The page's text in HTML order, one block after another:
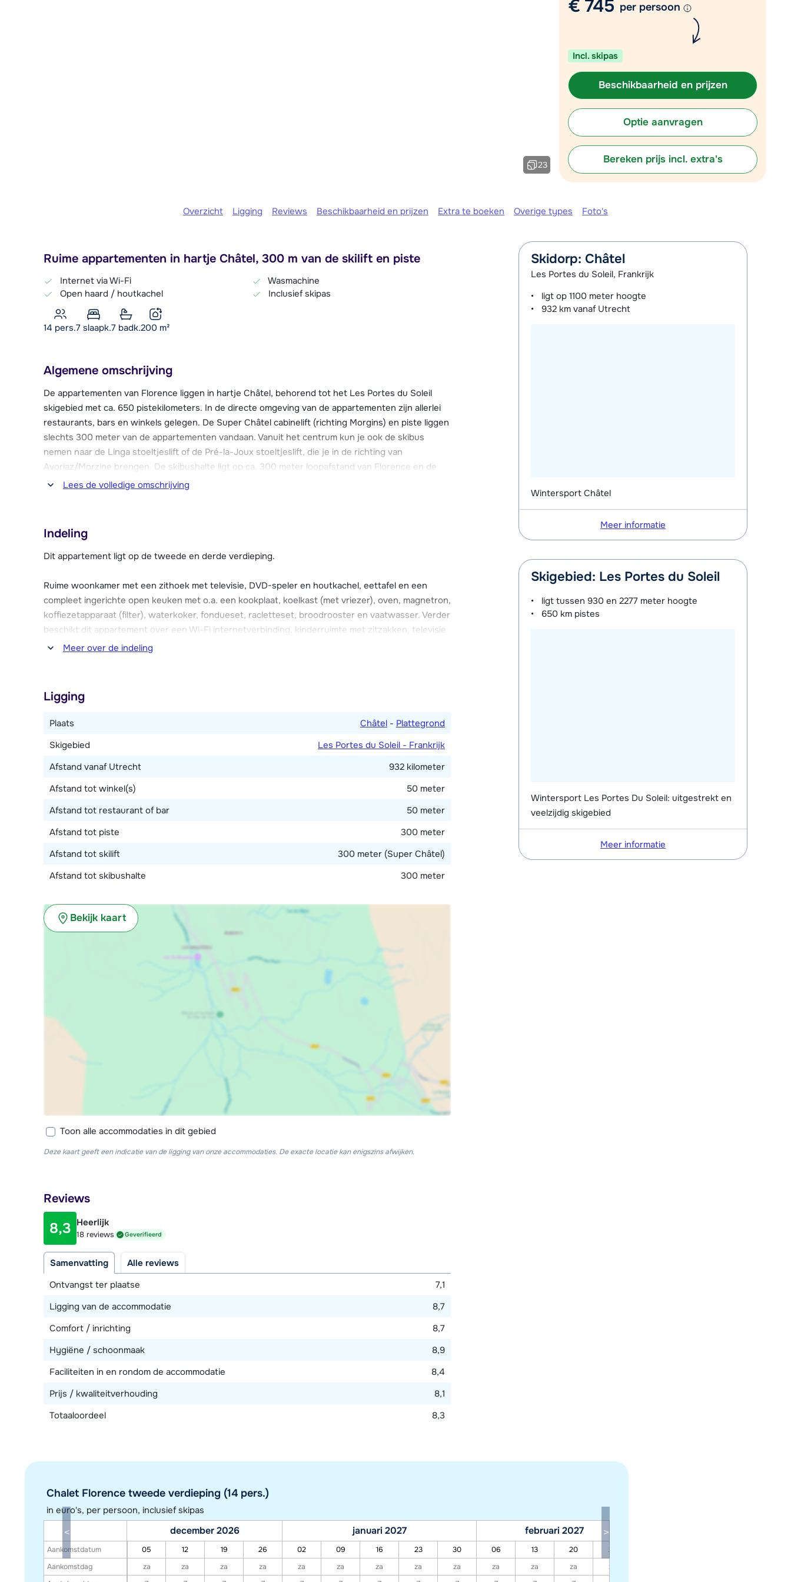
Plan een terugbelverzoek
Chat met wintersportspecialist
Bel ons via 0348 - 43 46 49
23
€ 745 per persoon
Incl. skipas
Beschikbaarheid en prijzen
Optie aanvragen
Bereken prijs incl. extra's
Overzicht Ligging Reviews Beschikbaarheid en prijzen Extra te boeken Overige types Foto's
Ruime appartementen in hartje Châtel, 300 m van de skilift en piste
Internet via Wi-Fi
Open haard / houtkachel
Wasmachine
Inclusief skipas
14 pers.7 slaapk.7 badk.200 m²
Algemene omschrijving
De appartementen van Florence liggen in hartje Châtel, behorend tot het Les Portes du Soleil
skigebied met ca. 650 pistekilometers. In de directe omgeving van de appartementen zijn allerlei
restaurants, bars en winkels gelegen. De Super Châtel cabinelift (richting Morgins) en piste liggen
slechts 300 meter van de appartementen vandaan. Vanuit het centrum kun je ook de skibus
nemen naar de Linga stoeltjeslift of de Pré-la-Joux stoeltjeslift, die je in de richting van
Avoriaz/Morzine brengen. De skibushalte ligt op ca. 300 meter loopafstand van Florence en de
skibus rijdt ca. elke 15 minuten.
binnenzwembad, sauna's, stoombaden en massagemogelijkheden.
aparte kinderruimte met televisie en DVD-speler, een Wi-Fi internetverbinding en een balkon.
Daarnaast beschikken alle slaapkamers in het appartement over een eigen badkamer! Er is
overdekte parkeergelegenheid voor vier auto's bij het appartement.
Lees de volledige omschrijving
Indeling
Dit appartement ligt op de tweede en derde verdieping.
Ruime woonkamer met een zithoek met televisie, DVD-speler en houtkachel, eettafel en een
compleet ingerichte open keuken met o.a. een kookplaat, koelkast (met vriezer), oven, magnetron,
koffiezetapparaat (filter), waterkoker, fondueset, racletteset, broodrooster en vaatwasser. Verder
beschikt dit appartement over een Wi-Fi internetverbinding, kinderruimte met zitzakken, televisie
en DVD-speler, wasmachine en een balkon op het zuidwesten.
badkamer, waarvan zes met ieder een douche en één met bad. Drie aparte toiletten.
Meer over de indeling
Ligging
Plaats Châtel - Plattegrond
Skigebied
Les Portes du Soleil - Frankrijk
Afstand vanaf Utrecht
932 kilometer
Afstand tot winkel(s)
50 meter
Afstand tot restaurant of bar
50 meter
Afstand tot piste
300 meter
Afstand tot skilift
300 meter (Super Châtel)
Afstand tot skibushalte
300 meter
Bekijk kaart
Toon alle accommodaties in dit gebied
Deze kaart geeft een indicatie van de ligging van onze accommodaties. De exacte locatie kan enigszins afwijken.
Reviews
8,3 Heerlijk
18 reviews Geverifieerd
Samenvatting
Alle reviews
Ontvangst ter plaatse
7,1
Ligging van de accommodatie
8,7
Comfort / inrichting
8,7
Hygiëne / schoonmaak
8,9
Faciliteiten in en rondom de accommodatie
8,4
Prijs / kwaliteitverhouding
8,1
Totaaloordeel
8,3
Chalet Florence tweede verdieping (14 pers.)
in euro's, per persoon, inclusief skipas
Aankomstdatum
Aankomstdag
december 2026 januari 2027 februari 2027
05 12 19 26 02 09 16 23 30 06 13 20 27
za
za za za za za za za za za za za za
Skidorp: Châtel
Les Portes du Soleil, Frankrijk
ligt op1100 meter hoogte
932 km vanaf Utrecht
Wintersport Châtel
Meer informatie
Skigebied: Les Portes du Soleil
ligt tussen930 en 2277 meter hoogte
650 km pistes
Wintersport Les Portes Du Soleil: uitgestrekt en
veelzijdig skigebied
Meer informatie